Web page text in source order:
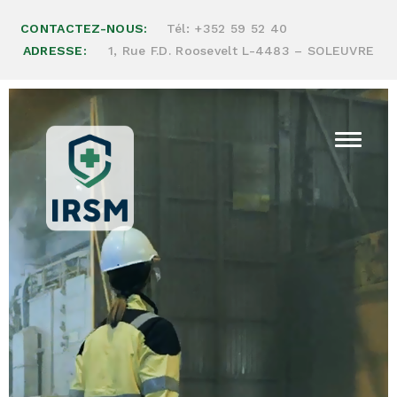
CONTACTEZ-NOUS: Tél: +352 59 52 40
ADRESSE:
1, Rue F.D. Roosevelt L-4483 – SOLEUVRE